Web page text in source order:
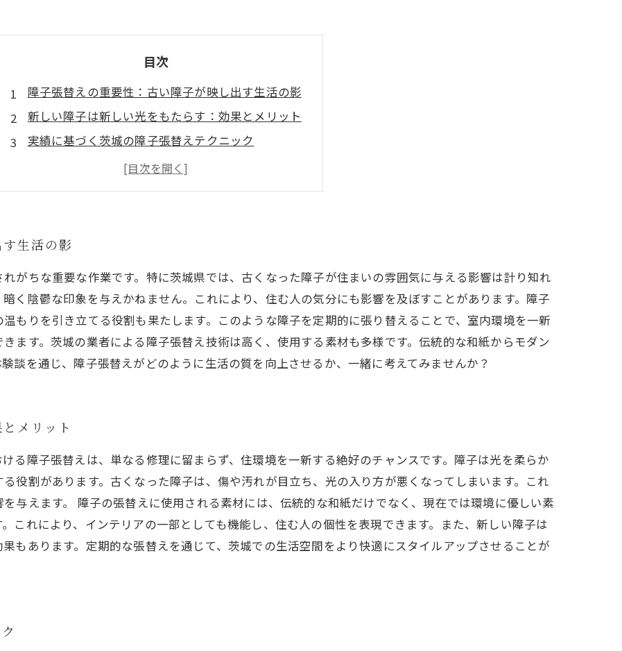
目次
障子張替えの重要性：古い障子が映し出す生活の影
新しい障子は新しい光をもたらす：効果とメリット
実績に基づく茨城の障子張替えテクニック
障子張替えの成功体験談：明るい部屋が持つ力
地域密着の技術者が語る、障子の張替えのコツ
生活の影
がちな重要な作業です。特に茨城県では、古くなった障子が住まいの雰囲気に与える影響は計り知れ
く陰鬱な印象を与えかねません。これにより、住む人の気分にも影響を及ぼすことがあります。障子
もりを引き立てる役割も果たします。このような障子を定期的に張り替えることで、室内環境を一新
ます。茨城の業者による障子張替え技術は高く、使用する素材も多様です。伝統的な和紙からモダン
談を通じ、障子張替えがどのように生活の質を向上させるか、一緒に考えてみませんか？
メリット
る障子張替えは、単なる修理に留まらず、住環境を一新する絶好のチャンスです。障子は光を柔らか
役割があります。古くなった障子は、傷や汚れが目立ち、光の入り方が悪くなってしまいます。これ
与えます。 障子の張替えに使用される素材には、伝統的な和紙だけでなく、現在では環境に優しい素
これにより、インテリアの一部としても機能し、住む人の個性を表現できます。また、新しい障子は
もあります。定期的な張替えを通じて、茨城での生活空間をより快適にスタイルアップさせることが